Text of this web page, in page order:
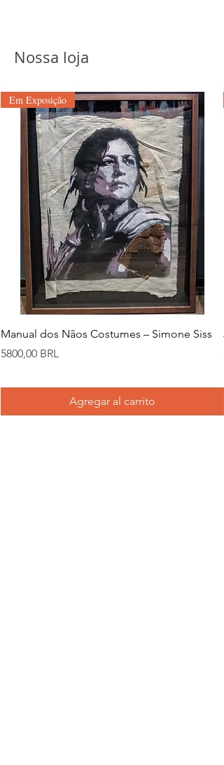
Nossa loja
Em Exposição
Manual dos Nãos Costumes – Simone Siss
Precio
5800,00 BRL
Agregar al carrito